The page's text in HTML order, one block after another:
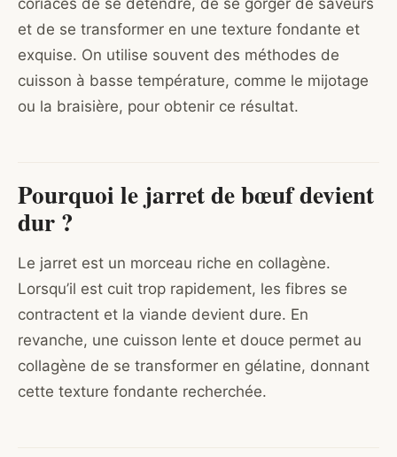
coriaces de se détendre, de se gorger de saveurs
et de se transformer en une texture fondante et
exquise. On utilise souvent des méthodes de
cuisson à basse température, comme le mijotage
ou la braisière, pour obtenir ce résultat.
Pourquoi le jarret de bœuf devient
dur ?
Le jarret est un morceau riche en collagène.
Lorsqu’il est cuit trop rapidement, les fibres se
contractent et la viande devient dure. En
revanche, une cuisson lente et douce permet au
collagène de se transformer en gélatine, donnant
cette texture fondante recherchée.